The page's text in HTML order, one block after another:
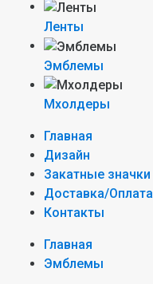
Ленты
Эмблемы
Мхолдеры
Главная
Дизайн
Закатные значки
Доставка/Оплата
Контакты
Главная
Эмблемы